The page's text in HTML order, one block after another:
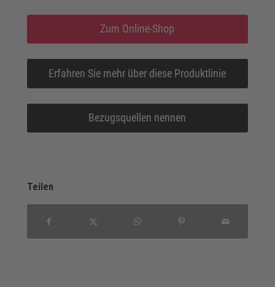
Zum Online-Shop
Erfahren Sie mehr über diese Produktlinie
Bezugsquellen nennen
Teilen